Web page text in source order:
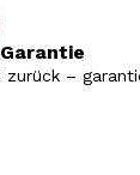
zurück –